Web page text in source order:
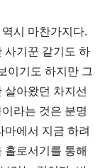
시 마찬가지다.
사기꾼 같기도 하
이기도 하지만 그
살아왔던 차지선
라는 것은 분명
에서 지금 하려
홀로서기를 통해